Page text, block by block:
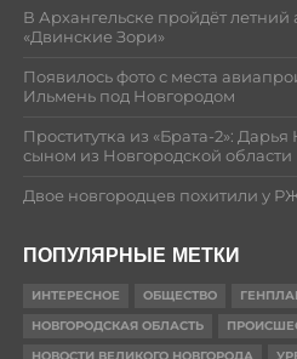
В Архангельске пройдёт летний
«Двинские Зори»
Появилось фото с места
Ильмень под Новгородом
Проститутка из «Брата-2»:
сыном из Новгородской области
Двое новгородцев похитили у
ПОПУЛЯРНЫЕ МЕТКИ
ИНТЕРЕСНОЕ ОБЩЕСТВО
НОВГОРОДСКАЯ ОБЛАСТЬ